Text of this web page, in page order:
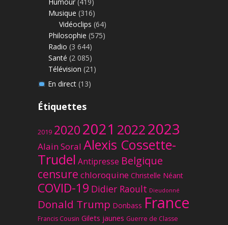
Musique (316)
Vidéoclips (64)
Philosophie (575)
Radio (3 644)
Santé (2 085)
Télévision (21)
En direct(13)
Étiquettes
2019 20202021 20222023
Alain Soral Alexis Cossette-
Trudel Antipresse Belgique
censure chloroquine Christelle Néant
COVID-19 Didier Raoult Dieudonné
Donald Trump Donbass France
Francis Cousin Gilets jaunes Guerre de Classe